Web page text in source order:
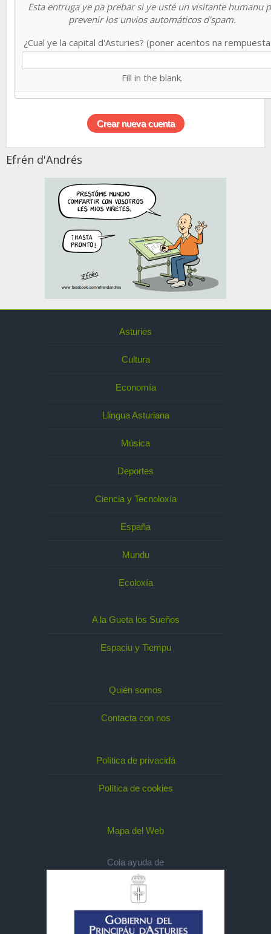
Esta entruga ye pa prebar si ye usté un visitante humanu
prevenir los unvios automáticos d'spam.
¿Cual ye la capital d'Asturies? (poner acentos na
Fill in the blank.
Efrén d'Andrés
Asturies
Cultura
Economía
Llingua Asturiana
Música
Deportes
Ciencia y Tecnoloxía
España
Mundu
Ecoloxía
A la Gueta los Sueños
Espaciu y Tiempu
Quién somos
Contacta con nos
Política de privacidá
Política de cookies
Mapa del Web
Cola ayuda de